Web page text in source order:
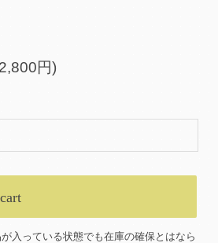
円)
入っている状態でも在庫の確保とはなら